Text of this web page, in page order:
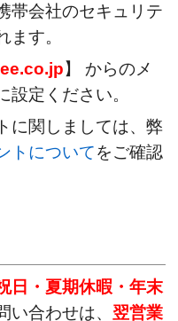
帯会社のセキュリテ
ます。
】 からのメ
設定ください。
に関しましては、弊
トについてをご確認
日・夏期休暇・年末
い合わせは、翌営業